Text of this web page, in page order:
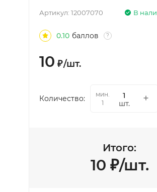
В
Артикул:12007070
0.10 баллов ?
10 ₽/шт.
Количество:
мин.
1
шт.
Итого:
10 ₽/шт.